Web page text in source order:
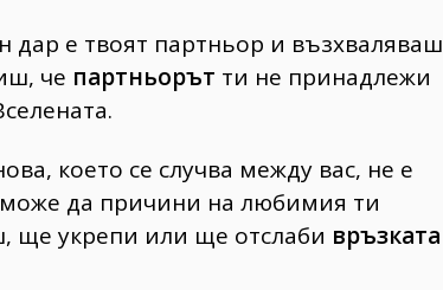
дар е твоят партньор и възхваляваш
че партньорът ти не принадлежи
което се случва между вас, не е
може да причини на любимия ти
ще укрепи или ще отслаби връзката